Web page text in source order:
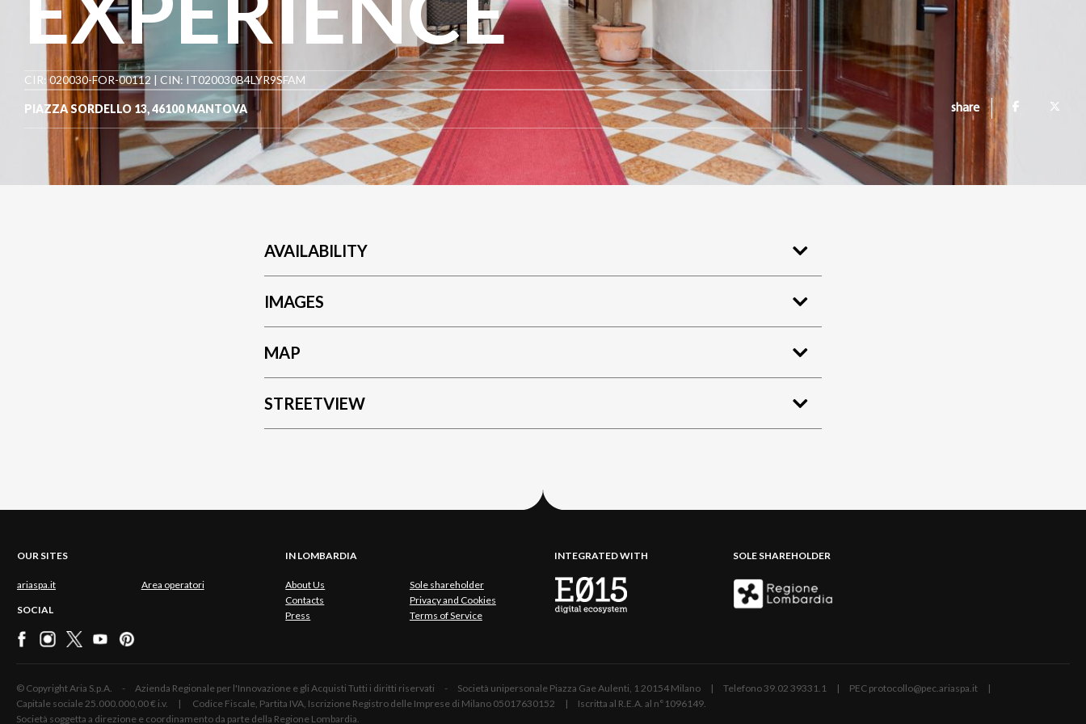
CIR: 020030-FOR-00112 | CIN: IT020030B4LYR9SFAM
PIAZZA SORDELLO 13,46100 MANTOVA share
AVAILABILITY
IMAGES
MAP
STREETVIEW
OUR SITES
ariaspa.it Area operatori
SOCIAL
IN LOMBARDIA
About Us
Sole shareholder
Contacts
Privacy and Cookies
Press
Terms of Service
INTEGRATED WITH SOLE SHAREHOLDER
© Copyright Aria S.p.A. - Azienda Regionale per l'Innovazione e gli Acquisti Tutti i diritti riservati - Società unipersonale Piazza Gae Aulenti, 1 20154 Milano | Telefono 39.02 39331.1 | PEC protocollo@pec.ariaspa.it |
Capitale sociale 25.000.000,00 € i.v. | Codice Fiscale, Partita IVA, Iscrizione Registro delle Imprese di Milano 05017630152 | Iscritta al R.E.A. al n°1096149.
Società soggetta a direzione e coordinamento da parte della Regione Lombardia.